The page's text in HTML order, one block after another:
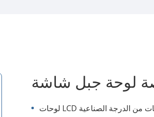
لوحات LCD ذات العلامات التجارية بجودة صورة مثالية وزوايا مشاهدة واسعة ، مكونات من الدرجة الصناعية